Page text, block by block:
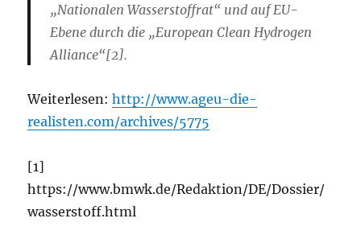
„Nationalen Wasserstoffrat“ und auf EU-
Ebene durch die „European Clean Hydrogen
Alliance“[2].
Weiterlesen:http://www.ageu-die-
realisten.com/archives/5775
[1]
https://www.bmwk.de/Redaktion/DE/Dossier/
wasserstoff.html